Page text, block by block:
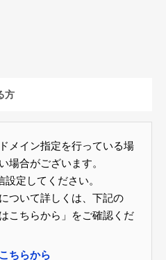
方
メイン指定を行っている場
場合がございます。
設定してください。
ついて詳しくは、下記の
こちらから」をご確認くだ
ちらから